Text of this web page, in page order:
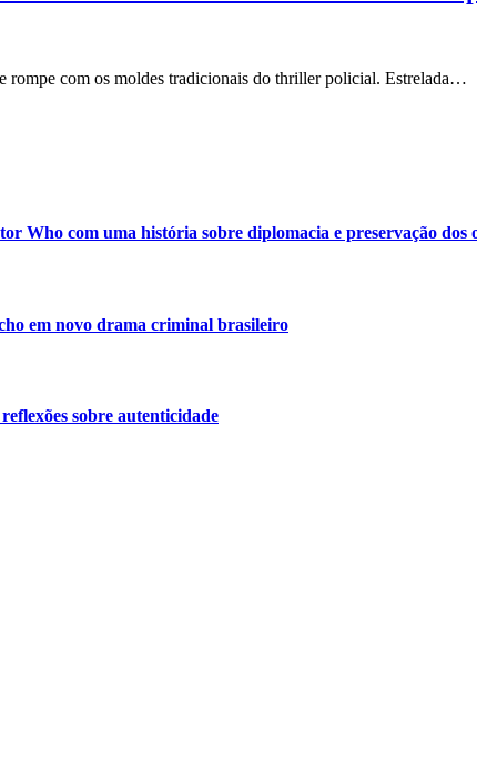
com os moldes tradicionais do thriller policial. Estrelada…
Who com uma história sobre diplomacia e preservação dos
em novo drama criminal brasileiro
sobre autenticidade